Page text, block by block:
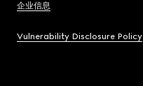
企业信息
Vulnerability Disclosure Policy